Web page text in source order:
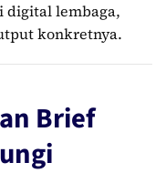
digital lembaga,
konkretnya.
Brief